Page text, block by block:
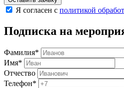
Я согласен с политикой
Подписка на
Фамилия*
Имя*
Отчество
Телефон*